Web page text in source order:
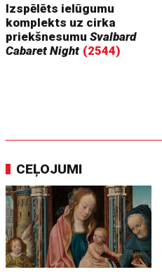
Izspēlēts ielūgumu
komplekts uz cirka
priekšnesumuSvalbard
Cabaret Night (2544)
CEĻOJUMI